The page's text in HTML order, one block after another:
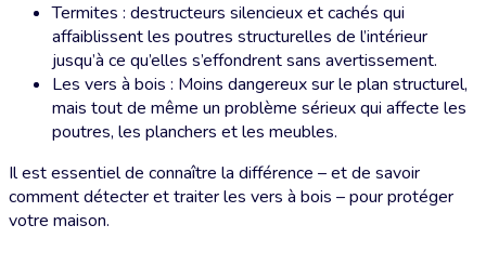
Termites : destructeurs silencieux et cachés qui
affaiblissent les poutres structurelles de l’intérieur
jusqu’à ce qu’elles s’effondrent sans avertissement.
Les vers à bois : Moins dangereux sur le plan structurel,
mais tout de même un problème sérieux qui affecte les
poutres, les planchers et les meubles.
Il est essentiel de connaître la différence – et de savoir
comment détecter et traiter les vers à bois – pour protéger
votre maison.